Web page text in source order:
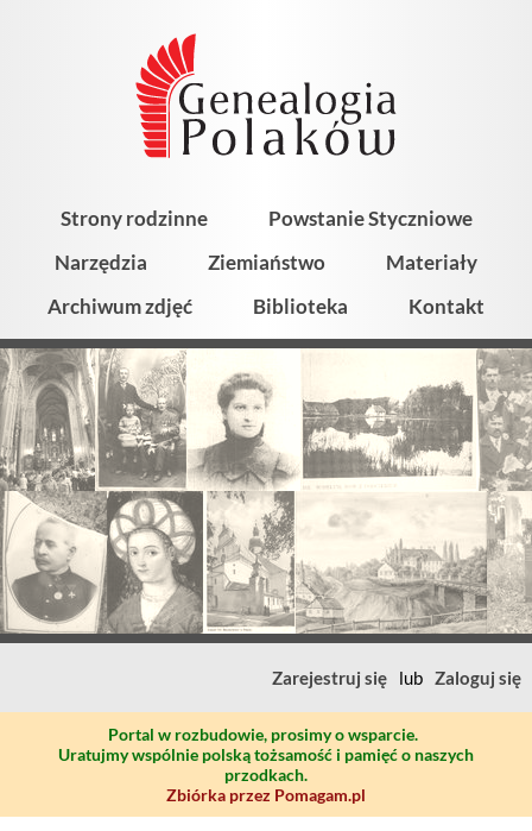
Strony rodzinne
Powstanie Styczniowe
Narzędzia
Ziemiaństwo
Materiały
Archiwum zdjęć
Biblioteka Kontakt
Zarejestruj się lub Zaloguj się
Portal w rozbudowie, prosimy o wsparcie.
Uratujmy wspólnie polską tożsamość i pamięć o naszych
przodkach.
Zbiórka przez Pomagam.pl